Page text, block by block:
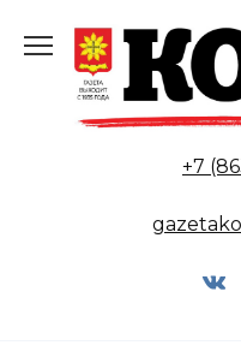
содержанию
+7